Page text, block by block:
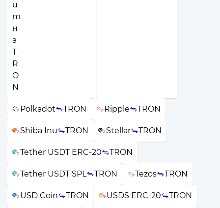
Polkadot TRON Ripple TRON
Shiba Inu TRON Stellar TRON
Tether USDT ERC-20 TRON
Tether USDT SPL TRON Tezos TRON
USD Coin TRON USDS ERC-20 TRON